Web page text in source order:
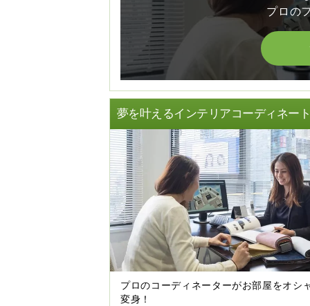
プロの
夢を叶えるインテリアコーディネー
プロのコーディネーターがお部屋をオシ
変身！